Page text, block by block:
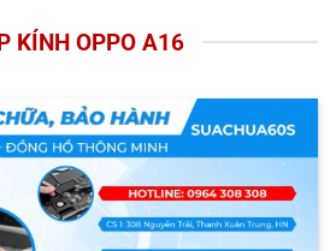
KÍNH OPPO A16